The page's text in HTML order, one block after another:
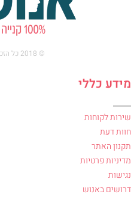
© 2018 כל הזכויות שמורות
מידע כללי
שירות לקוחות
חוות דעת
תקנון האתר
מדיניות פרטיות
נגישות
דרושים באנוש